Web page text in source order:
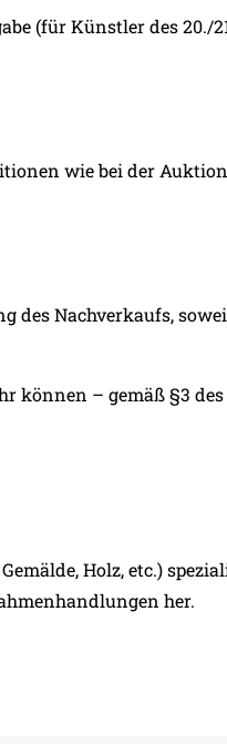
(für Künstler des 20./
wie bei der
des Nachverkaufs,
können – gemäß §3
Holz, etc.)
her.